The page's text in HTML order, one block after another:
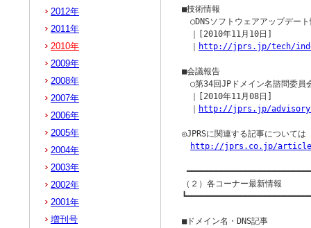
■技術情報
○DNSソフトウェアアップデー
｜[2010年11月10日]
http://jprs.jp/tech/
■会議報告
○第34回JPドメイン名諮問委員
｜[2010年11月08日]
http://jprs.jp/advisory/
◎JPRSに関連する記事について
http://jprs.co.jp/
（２）各コーナー最新情報
■ドメイン名・DNS記事
2012年
2011年
2010年
2009年
2008年
2007年
2006年
2005年
2004年
2003年
2002年
2001年
増刊号